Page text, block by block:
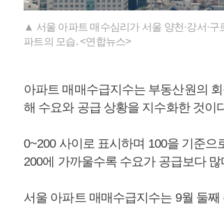
▲ 서울 아파트 매수심리가 서울 양천·강서·
파트의 모습. <연합뉴스>
아파트 매매수급지수는 부동산원의
해 수요와 공급 상황을 지수화한 것이
0~200 사이로 표시하며 100을 기준
200에 가까울수록 수요가 공급보다
서울 아파트 매매수급지수는 9월 둘